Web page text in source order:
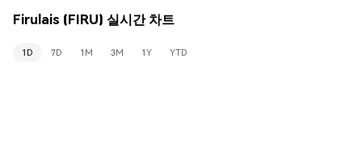
Firulais (FIRU) 실시간 차트
1D 7D 1M 3M 1Y YTD